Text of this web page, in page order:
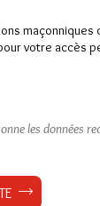
dans
maçonniques
votre accès
les données